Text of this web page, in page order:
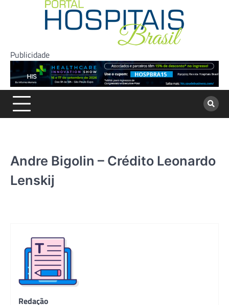
Publicidade
Andre Bigolin – Crédito Leonardo
Lenskij
Redação